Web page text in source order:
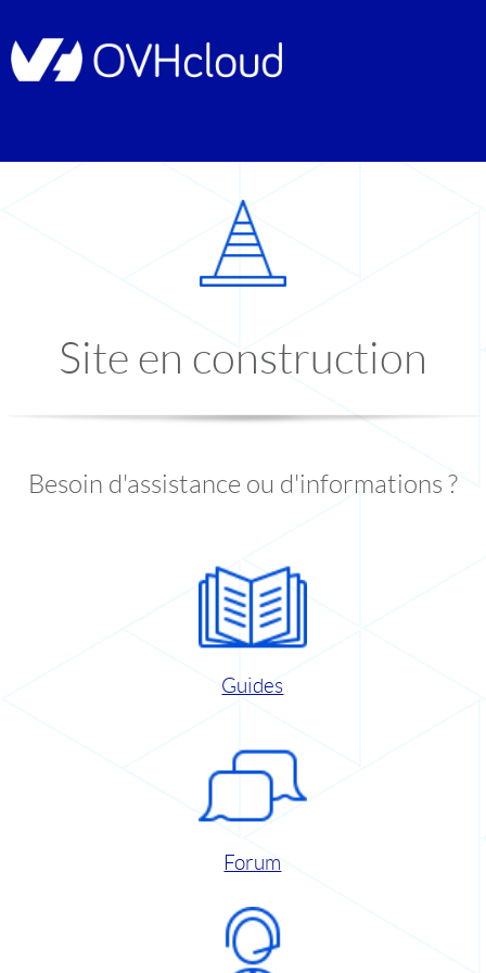
Site en construction
Besoin d'assistance ou d'informations ?
Guides
Forum